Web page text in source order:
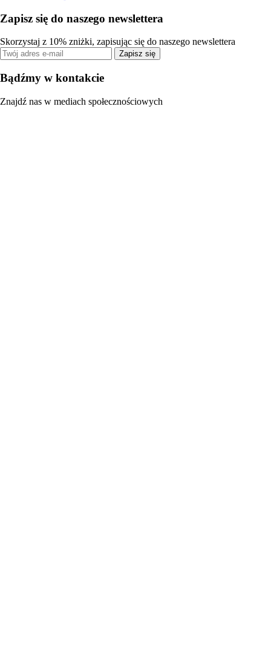
Zapisz się do naszego newslettera
Skorzystaj z 10% zniżki, zapisując się do naszego newslettera
Zapisz się
Bądźmy w kontakcie
Znajdź nas w mediach społecznościowych